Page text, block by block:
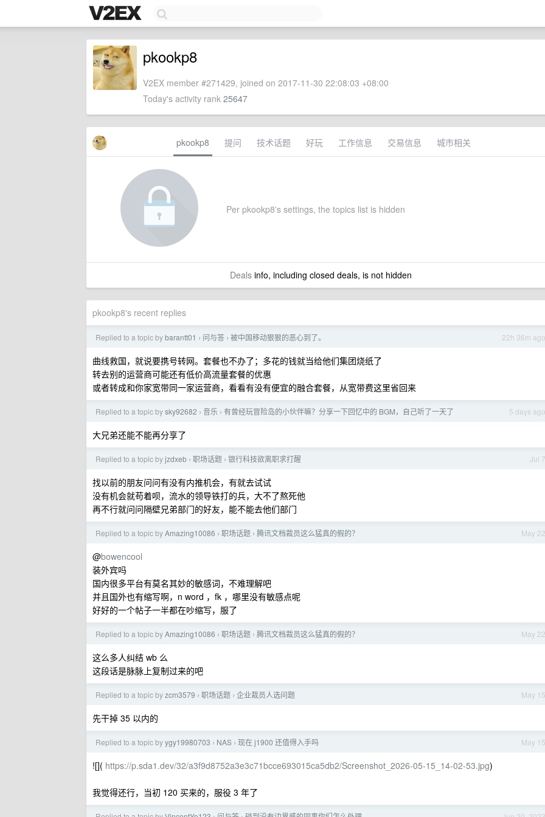
pkookp8
V2EX member #271429, joined on 2017-11-30 22:08:03 +08:00
Today's activity rank 25647
pkookp8 提问 技术话题 好玩 工作信息 交易信息 城市相关
Per pkookp8's settings, the topics list is hidden
Dealsinfo, including closed deals, is not hidden
pkookp8's recent replies
22h 36m ago
Replied to a topic bybarantt01 › 问与答 › 被中国移动狠狠的恶心到了。
曲线救国，就说要携号转网。套餐也不办了；多花的钱就当给他们集团烧纸了
转去别的运营商可能还有低价高流量套餐的优惠
或者转成和你家宽带同一家运营商，看看有没有便宜的融合套餐，从宽带费这里省回来
5 days ago
Replied to a topic bysky92682 › 音乐 › 有曾经玩冒险岛的小伙伴嘛？分享一下回忆中的 BGM，自己听了一天了
大兄弟还能不能再分享了
Jul 7
Replied to a topic byjzdxeb › 职场话题 › 银行科技欲离职求打醒
找以前的朋友问问有没有内推机会，有就去试试
没有机会就苟着呗，流水的领导铁打的兵，大不了熬死他
再不行就问问隔壁兄弟部门的好友，能不能去他们部门
May 22
Replied to a topic byAmazing10086 › 职场话题 › 腾讯文档裁员这么猛真的假的？
@bowencool
装外宾吗
国内很多平台有莫名其妙的敏感词，不难理解吧
并且国外也有缩写啊，n word ，fk ，哪里没有敏感点呢
好好的一个帖子一半都在吵缩写，服了
May 22
Replied to a topic byAmazing10086 › 职场话题 › 腾讯文档裁员这么猛真的假的？
这么多人纠结 wb 么
这段话是脉脉上复制过来的吧
May 15
Replied to a topic byzcm3579 › 职场话题 › 企业裁员人选问题
先干掉 35 以内的
May 15
Replied to a topic byygy19980703 › NAS › 现在 j1900 还值得入手吗
![]( https://p.sda1.dev/32/a3f9d8752a3e3c71bcce693015ca5db2/Screenshot_2026-05-15_14-02-53.jpg)
我觉得还行，当初 120 买来的，服役 3 年了